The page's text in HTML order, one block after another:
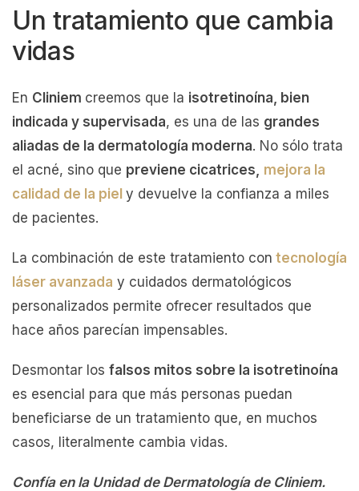
Un tratamiento que cambia
vidas
En Cliniem creemos que la isotretinoína, bien
indicada y supervisada, es una de las grandes
aliadas de la dermatología moderna. No sólo trata
el acné, sino que previene cicatrices, mejora la
calidad de la piel y devuelve la confianza a miles
de pacientes.
La combinación de este tratamiento con tecnología
láser avanzada y cuidados dermatológicos
personalizados permite ofrecer resultados que
hace años parecían impensables.
Desmontar los falsos mitos sobre la isotretinoína
es esencial para que más personas puedan
beneficiarse de un tratamiento que, en muchos
casos, literalmente cambia vidas.
Confía en la Unidad de Dermatología de Cliniem.